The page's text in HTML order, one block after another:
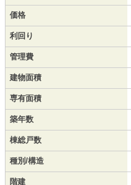
価格
利回り
管理費
建物面積
専有面積
築年数
棟総戸数
種別/構造
階建